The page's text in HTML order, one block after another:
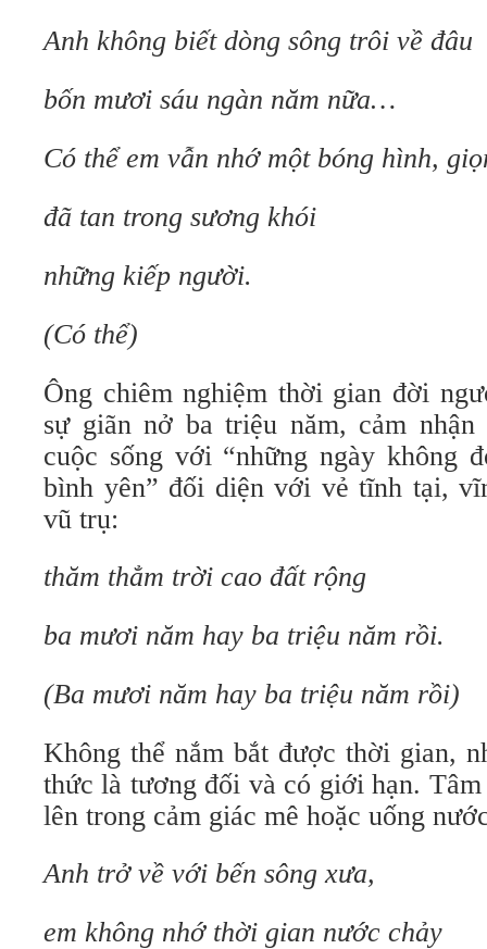
Anh không biết dòng sông trôi về đâu
bốn mươi sáu ngàn năm nữa…
Có thể em vẫn nhớ một bóng hình,
đã tan trong sương khói
những kiếp người.
(Có thể)
Ông chiêm nghiệm thời gian đời
sự giãn nở ba triệu năm, cảm
cuộc sống với “những ngày không
bình yên” đối diện với vẻ tĩnh tại,
vũ trụ:
thăm thẳm trời cao đất rộng
ba mươi năm hay ba triệu năm rồi.
(Ba mươi năm hay ba triệu năm rồi)
Không thể nắm bắt được thời gian,
thức là tương đối và có giới hạn.
lên trong cảm giác mê hoặc uống
Anh trở về với bến sông xưa,
em không nhớ thời gian nước chảy